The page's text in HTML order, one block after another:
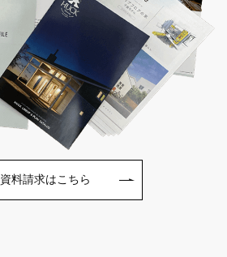
資料請求はこちら